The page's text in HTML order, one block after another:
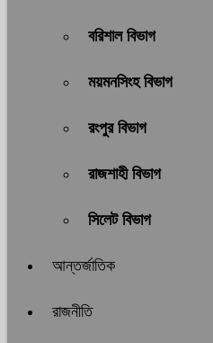
বরিশাল বিভাগ
ময়মনসিংহ বিভাগ
রংপুর বিভাগ
রাজশাহী বিভাগ
সিলেট বিভাগ
আন্তর্জাতিক
রাজনীতি